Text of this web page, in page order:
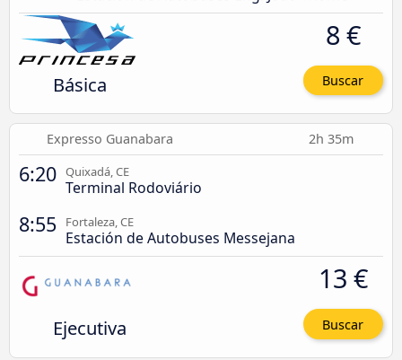
Básica
8 €
Buscar
Expresso Guanabara 2h 35m
6:20 Quixadá, CE
Terminal Rodoviário
8:55 Fortaleza, CE
Estación de Autobuses Messejana
Ejecutiva
13 €
Buscar